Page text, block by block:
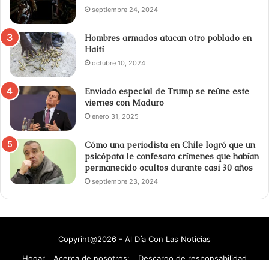
septiembre 24, 2024
Hombres armados atacan otro poblado en
Haití
octubre 10, 2024
Enviado especial de Trump se reúne este
viernes con Maduro
enero 31, 2025
Cómo una periodista en Chile logró que un
psicópata le confesara crímenes que habían
permanecido ocultos durante casi 30 años
septiembre 23, 2024
Copyriht@2026 - Al Día Con Las Noticias